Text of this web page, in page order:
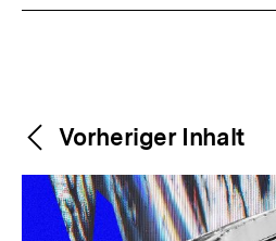
Weitere
Inhalte
Content-
Navigation
Vorheriger Inhalt